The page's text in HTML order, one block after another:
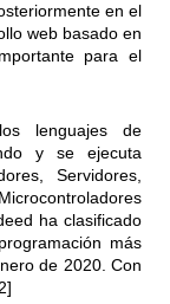
en el
web basado en
para el
lenguajes de
y se ejecuta
Servidores,
ha clasificado
más
de 2020. Con